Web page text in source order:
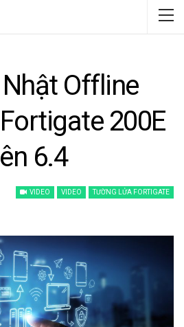
Offline
200E
6.4
VIDEO VIDEO TƯỜNG LỬA FORTIGATE